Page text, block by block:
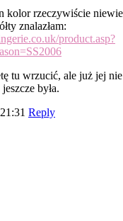
kolor rzeczywiście
znalazłam:
product.asp?
tu wrzucić, ale już jej
była.
Reply